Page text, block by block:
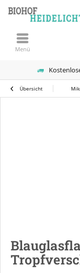
Menü
Übersicht